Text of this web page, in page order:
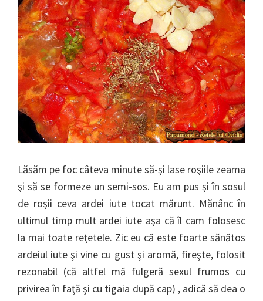
Lăsăm pe foc câteva minute să-şi lase roşiile zeama
şi să se formeze un semi-sos. Eu am pus şi în sosul
de roşii ceva ardei iute tocat mărunt. Mănânc în
ultimul timp mult ardei iute aşa că îl cam folosesc
la mai toate reţetele. Zic eu că este foarte sănătos
ardeiul iute şi vine cu gust şi aromă, fireşte, folosit
rezonabil (că altfel mă fulgeră sexul frumos cu
privirea în faţă şi cu tigaia după cap) , adică să dea o